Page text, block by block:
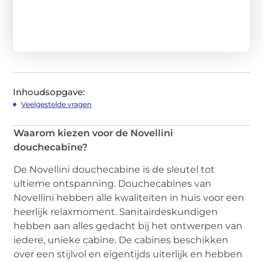
Inhoudsopgave:
Veelgestelde vragen
Waarom kiezen voor de Novellini
douchecabine?
De Novellini douchecabine is de sleutel tot
ultieme ontspanning. Douchecabines van
Novellini hebben alle kwaliteiten in huis voor een
heerlijk relaxmoment. Sanitairdeskundigen
hebben aan alles gedacht bij het ontwerpen van
iedere, unieke cabine. De cabines beschikken
over een stijlvol en eigentijds uiterlijk en hebben